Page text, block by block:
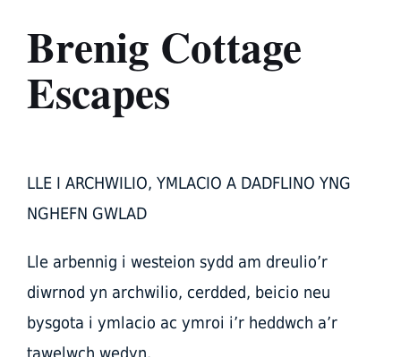
Brenig Cottage
Escapes
LLE I ARCHWILIO, YMLACIO A DADFLINO YNG
NGHEFN GWLAD
Lle arbennig i westeion sydd am dreulio’r
diwrnod yn archwilio, cerdded, beicio neu
bysgota i ymlacio ac ymroi i’r heddwch a’r
tawelwch wedyn.